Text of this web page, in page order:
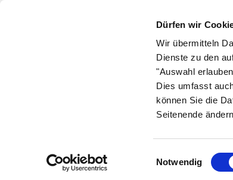
Dürfen wir
Wir übermitteln
Dienste zu den
"Auswahl
Dies umfasst
können Sie die
Seitenende
Notwendig
Symptome Therapie